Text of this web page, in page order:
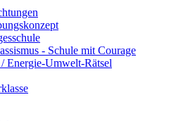
- Schule mit Courage
Energie-Umwelt-Rätsel